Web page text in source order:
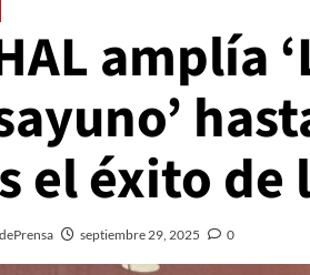
amplía
el éxito de
septiembre 29, 2025 0